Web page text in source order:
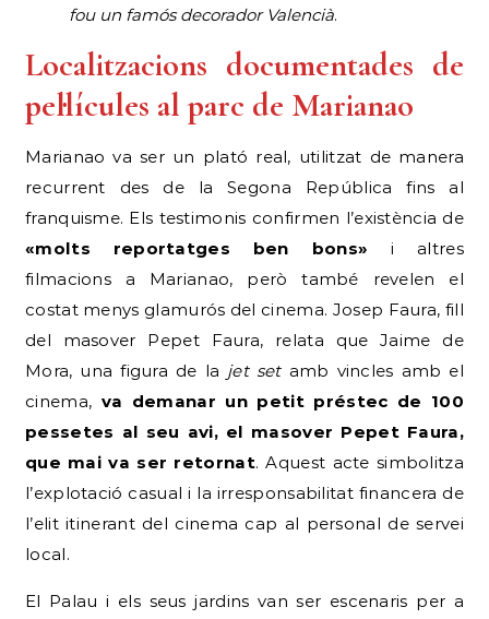
fou un famós decorador Valencià.
Localitzacions documentades de
pel·lícules al parc de Marianao
Marianao va ser un plató real, utilitzat de manera
recurrent des de la Segona República fins al
franquisme. Els testimonis confirmen l’existència de
«molts reportatges ben bons» i altres
filmacions a Marianao, però també revelen el
costat menys glamurós del cinema. Josep Faura, fill
del masover Pepet Faura, relata que Jaime de
Mora, una figura de la jet setamb vincles amb el
cinema, va demanar un petit préstec de 100
pessetes al seu avi, el masover Pepet Faura,
que mai va ser retornat. Aquest acte simbolitza
l’explotació casual i la irresponsabilitat financera de
l’elit itinerant del cinema cap al personal de servei
local.
El Palau i els seus jardins van ser escenaris per a